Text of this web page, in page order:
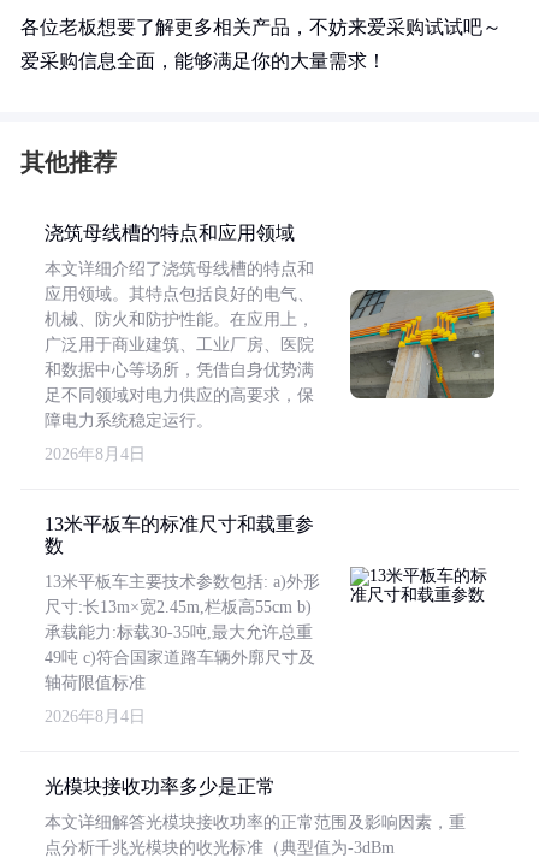
各位老板想要了解更多相关产品，不妨来爱采购试试吧～
爱采购信息全面，能够满足你的大量需求！
其他推荐
浇筑母线槽的特点和应用领域
本文详细介绍了浇筑母线槽的特点和
应用领域。其特点包括良好的电气、
机械、防火和防护性能。在应用上，
广泛用于商业建筑、工业厂房、医院
和数据中心等场所，凭借自身优势满
足不同领域对电力供应的高要求，保
障电力系统稳定运行。
2026年8月4日
13米平板车的标准尺寸和载重参
数
13米平板车主要技术参数包括: a)外形
尺寸:长13m×宽2.45m,栏板高55cm b)
承载能力:标载30-35吨,最大允许总重
49吨 c)符合国家道路车辆外廓尺寸及
轴荷限值标准
2026年8月4日
光模块接收功率多少是正常
本文详细解答光模块接收功率的正常范围及影响因素，重
点分析千兆光模块的收光标准（典型值为-3dBm